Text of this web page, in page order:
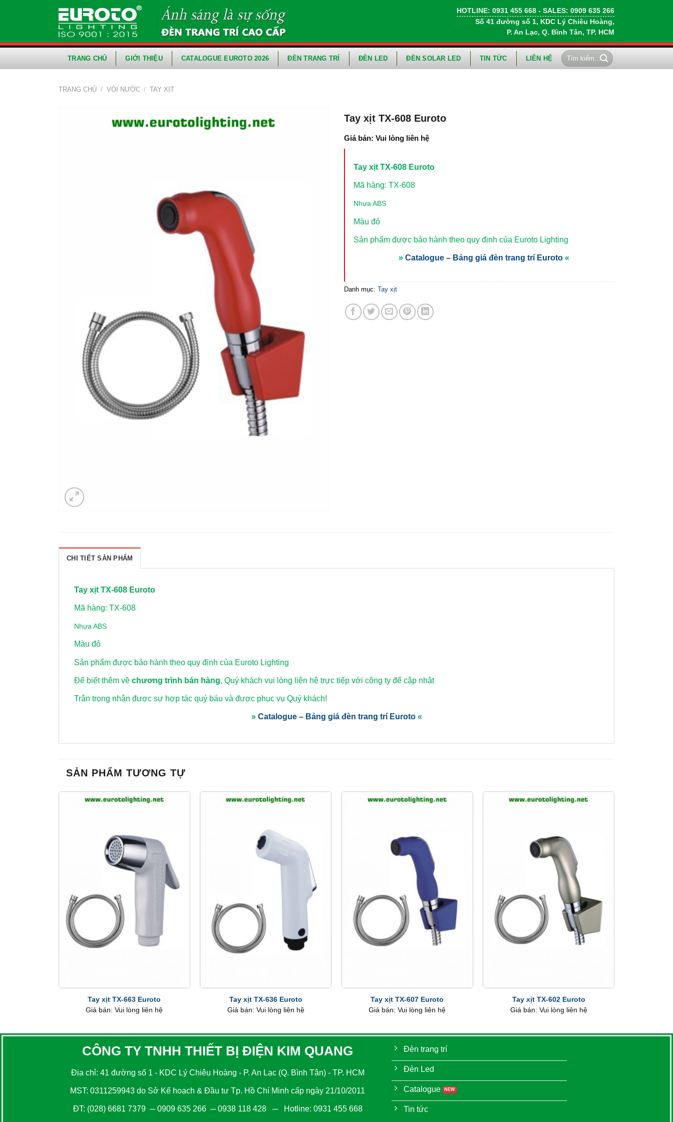
HOTLINE: 0931 455 668 - SALES: 0909 635 266
Số 41 đường số 1, KDC Lý Chiêu Hoàng,
P. An Lạc, Q. Bình Tân, TP. HCM
TRANG CHỦ GIỚI THIỆU CATALOGUE EUROTO 2026 ĐÈN TRANG TRÍ ĐÈN LED ĐÈN SOLAR LED TIN TỨC LIÊN HỆ
Tìm
kiếm:
TRANG CHỦ / VÒI NƯỚC / TAY XỊT
Tay xịt TX-608 Euroto
Giá bán: Vui lòng liên hệ
Tay xịt TX-608 Euroto
Mã hàng: TX-608
Nhựa ABS
Màu đỏ
Sản phẩm được bảo hành theo quy định của Euroto Lighting
» Catalogue – Bảng giá đèn trang trí Euroto «
Danh mục: Tay xịt
CHI TIẾT SẢN PHẨM
Tay xịt TX-608 Euroto
Mã hàng: TX-608
Nhựa ABS
Màu đỏ
Sản phẩm được bảo hành theo quy định của Euroto Lighting
Để biết thêm về chương trình bán hàng, Quý khách vui lòng liên hệ trực tiếp với công ty để cập nhật
Trân trọng nhận được sự hợp tác quý báu và được phục vụ Quý khách!
» Catalogue – Bảng giá đèn trang trí Euroto «
SẢN PHẨM TƯƠNG TỰ
Tay xịt TX-663 Euroto
Giá bán: Vui lòng liên hệ
Tay xịt TX-636 Euroto
Giá bán: Vui lòng liên hệ
Tay xịt TX-607 Euroto
Giá bán: Vui lòng liên hệ
Tay xịt TX-602 Euroto
Giá bán: Vui lòng liên hệ
CÔNG TY TNHH THIẾT BỊ ĐIỆN KIM QUANG
Địa chỉ: 41 đường số 1 - KDC Lý Chiêu Hoàng - P. An Lạc (Q. Bình Tân) - TP. HCM
MST: 0311259943 do Sở Kế hoạch & Đầu tư Tp. Hồ Chí Minh cấp ngày 21/10/2011
ĐT: (028) 6681 7379 ─0909 635 266─0938 118 428─ Hotline: 0931 455 668
Đèn trang trí
Đèn Led
Catalogue
Tin tức